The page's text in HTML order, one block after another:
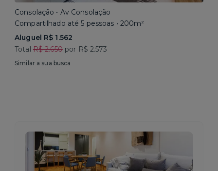
Consolação • Av Consolação
Compartilhado até 5 pessoas • 200m²
Aluguel R$ 1.562
Total R$ 2.650por R$ 2.573
Similar a sua busca